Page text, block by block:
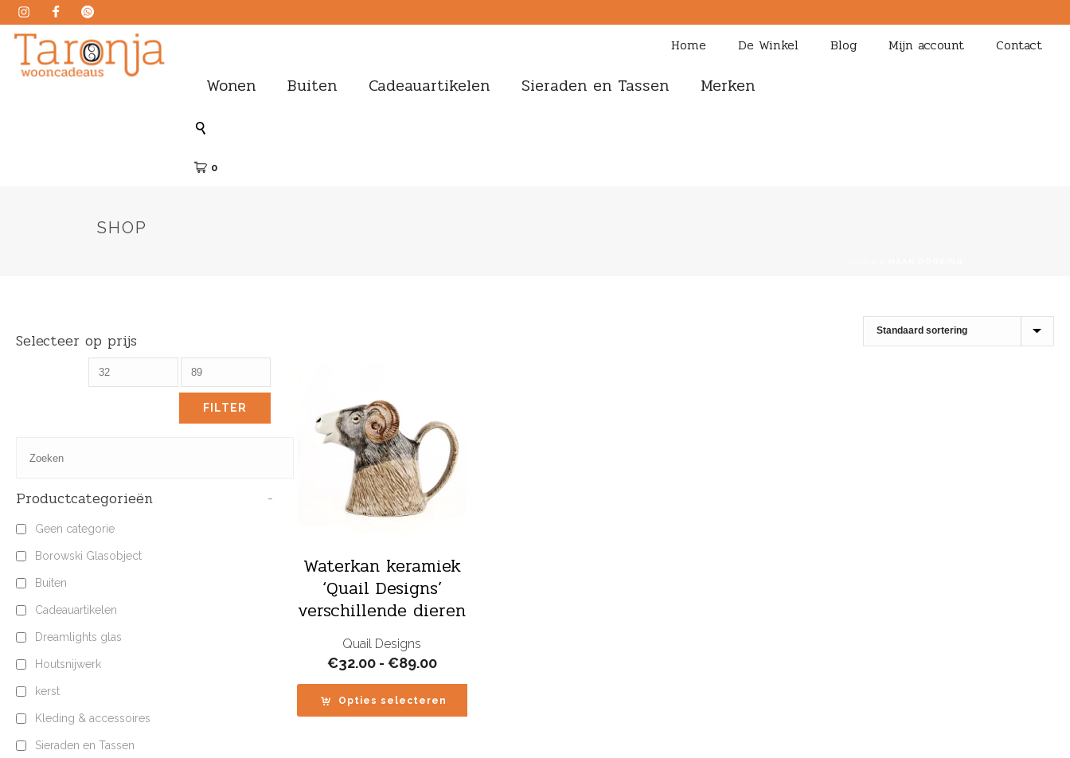
Home De Winkel Blog Mijn account Contact
Wonen Buiten Cadeauartikelen Sieraden en Tassen Merken
0
SHOP
Waterkan keramiek
‘Quail Designs’
verschillende dieren
Quail Designs
€32.00 - €89.00Prijsklasse:
tot
Opties selecteren
Selecteer op prijs
FILTER
Productcategorieën -
Geen categorie
Borowski Glasobject
Buiten
Cadeauartikelen
Dreamlights glas
Houtsnijwerk
kerst
Kleding & accessoires
Sieraden en Tassen